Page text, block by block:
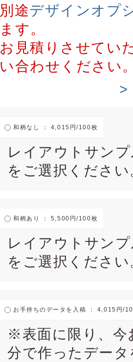
別途デザインオプ
ます。
お見積りさせてい
い合わせください
>
和柄なし ： 4,015円/100枚
レイアウトサン
をご選択ください
和柄あり ： 5,500円/100枚
レイアウトサン
をご選択ください
お手持ちのデータを入稿 ： 4,015円/
※表面に限り、今
分で作ったデー